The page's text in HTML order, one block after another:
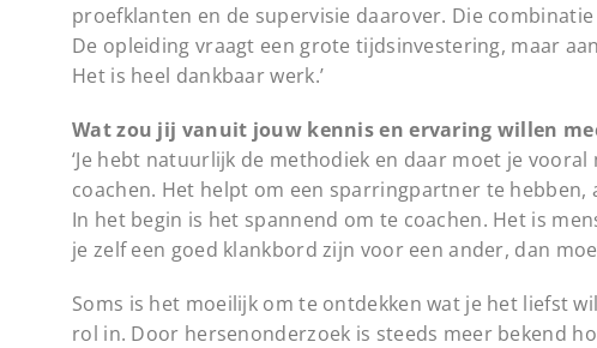
proefklanten en de supervisie daarover. Die
De opleiding vraagt een grote tijdsinvestering, maar
Het is heel dankbaar werk.’
Wat zou jij vanuit jouw kennis en ervaring willen
‘Je hebt natuurlijk de methodiek en daar moet je
coachen. Het helpt om een sparringpartner te hebben,
In het begin is het spannend om te coachen. Het is
je zelf een goed klankbord zijn voor een ander, dan
Soms is het moeilijk om te ontdekken wat je het liefst
rol in. Door hersenonderzoek is steeds meer bekend